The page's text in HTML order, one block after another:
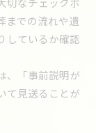
事前確認
ける方法
までの流れや遺
しているか確認
、「事前説明が
て見送ることが